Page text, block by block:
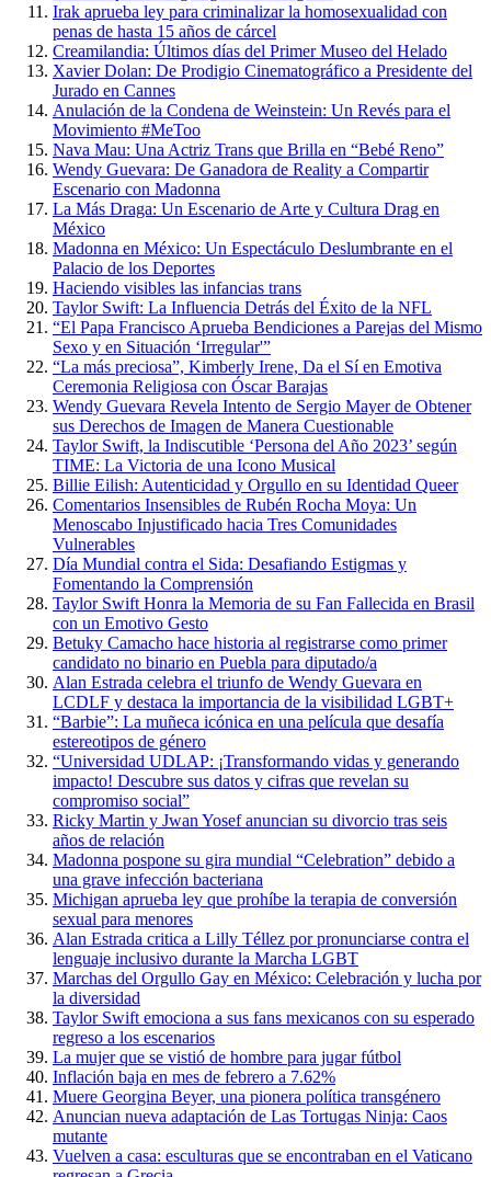
Irak aprueba ley para criminalizar la homosexualidad con
penas de hasta 15 años de cárcel
Creamilandia: Últimos días del Primer Museo del Helado
Xavier Dolan: De Prodigio Cinematográfico a Presidente del
Jurado en Cannes
Anulación de la Condena de Weinstein: Un Revés para el
Movimiento #MeToo
Nava Mau: Una Actriz Trans que Brilla en “Bebé Reno”
Wendy Guevara: De Ganadora de Reality a Compartir
Escenario con Madonna
La Más Draga: Un Escenario de Arte y Cultura Drag en
México
Madonna en México: Un Espectáculo Deslumbrante en el
Palacio de los Deportes
Haciendo visibles las infancias trans
Taylor Swift: La Influencia Detrás del Éxito de la NFL
“El Papa Francisco Aprueba Bendiciones a Parejas del Mismo
Sexo y en Situación ‘Irregular'”
“La más preciosa”, Kimberly Irene, Da el Sí en Emotiva
Ceremonia Religiosa con Óscar Barajas
Wendy Guevara Revela Intento de Sergio Mayer de Obtener
sus Derechos de Imagen de Manera Cuestionable
Taylor Swift, la Indiscutible ‘Persona del Año 2023’ según
TIME: La Victoria de una Icono Musical
Billie Eilish: Autenticidad y Orgullo en su Identidad Queer
Comentarios Insensibles de Rubén Rocha Moya: Un
Menoscabo Injustificado hacia Tres Comunidades
Vulnerables
Día Mundial contra el Sida: Desafiando Estigmas y
Fomentando la Comprensión
Taylor Swift Honra la Memoria de su Fan Fallecida en Brasil
con un Emotivo Gesto
Betuky Camacho hace historia al registrarse como primer
candidato no binario en Puebla para diputado/a
Alan Estrada celebra el triunfo de Wendy Guevara en
LCDLF y destaca la importancia de la visibilidad LGBT+
“Barbie”: La muñeca icónica en una película que desafía
estereotipos de género
“Universidad UDLAP: ¡Transformando vidas y generando
impacto! Descubre sus datos y cifras que revelan su
compromiso social”
Ricky Martin y Jwan Yosef anuncian su divorcio tras seis
años de relación
Madonna pospone su gira mundial “Celebration” debido a
una grave infección bacteriana
Michigan aprueba ley que prohíbe la terapia de conversión
sexual para menores
Alan Estrada critica a Lilly Téllez por pronunciarse contra el
lenguaje inclusivo durante la Marcha LGBT
Marchas del Orgullo Gay en México: Celebración y lucha por
la diversidad
Taylor Swift emociona a sus fans mexicanos con su esperado
regreso a los escenarios
La mujer que se vistió de hombre para jugar fútbol
Inflación baja en mes de febrero a 7.62%
Muere Georgina Beyer, una pionera política transgénero
Anuncian nueva adaptación de Las Tortugas Ninja: Caos
mutante
Vuelven a casa: esculturas que se encontraban en el Vaticano